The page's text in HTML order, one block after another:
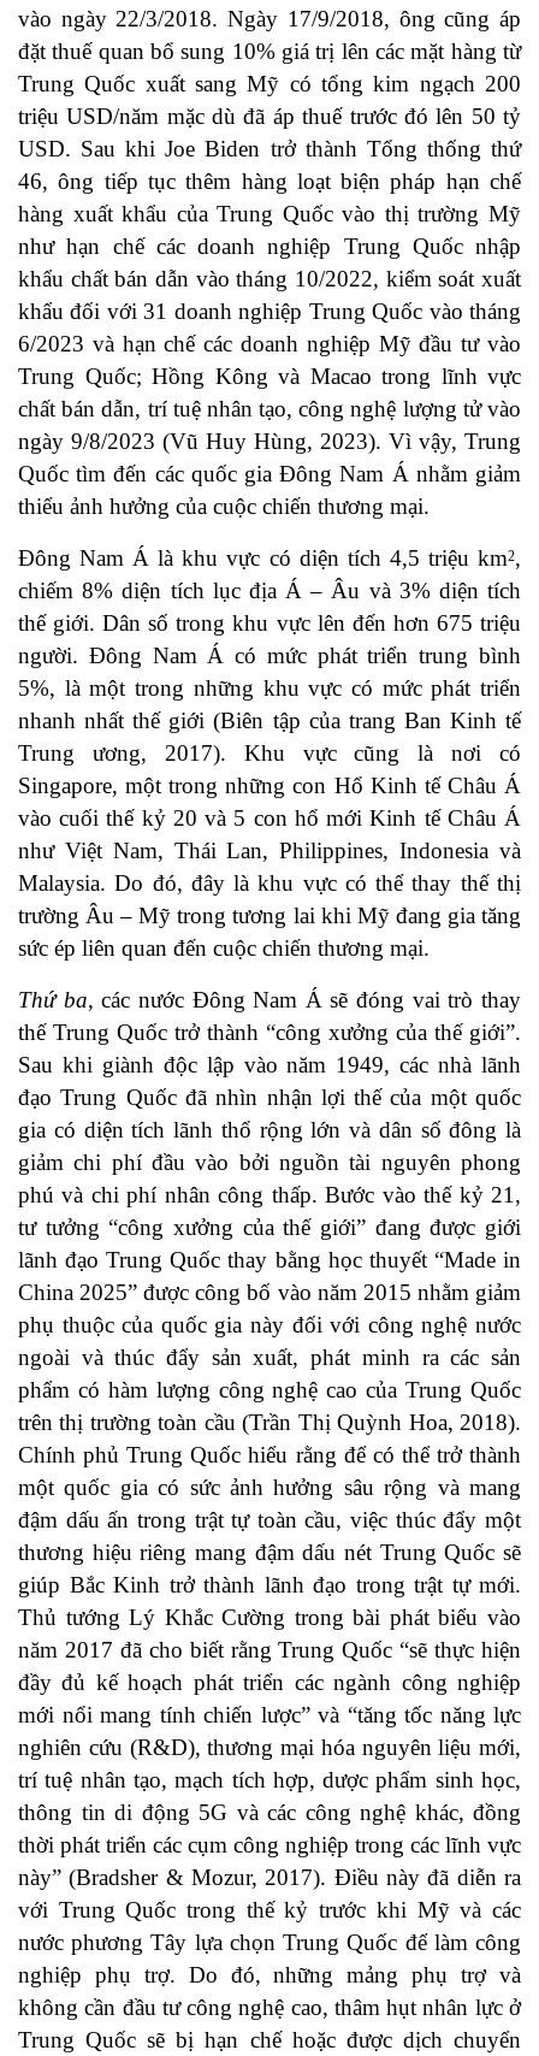
vào ngày 22/3/2018. Ngày 17/9/2018, ông cũng áp
đặt thuế quan bổ sung 10% giá trị lên các mặt hàng từ
Trung Quốc xuất sang Mỹ có tổng kim ngạch 200
triệu USD/năm mặc dù đã áp thuế trước đó lên 50 tỷ
USD. Sau khi Joe Biden trở thành Tổng thống thứ
46, ông tiếp tục thêm hàng loạt biện pháp hạn chế
hàng xuất khẩu của Trung Quốc vào thị trường Mỹ
như hạn chế các doanh nghiệp Trung Quốc nhập
khẩu chất bán dẫn vào tháng 10/2022, kiểm soát xuất
khẩu đối với 31 doanh nghiệp Trung Quốc vào tháng
6/2023 và hạn chế các doanh nghiệp Mỹ đầu tư vào
Trung Quốc; Hồng Kông và Macao trong lĩnh vực
chất bán dẫn, trí tuệ nhân tạo, công nghệ lượng tử vào
ngày 9/8/2023 (Vũ Huy Hùng, 2023). Vì vậy, Trung
Quốc tìm đến các quốc gia Đông Nam Á nhằm giảm
thiểu ảnh hưởng của cuộc chiến thương mại.
Đông Nam Á là khu vực có diện tích 4,5 triệu km2,
chiếm 8% diện tích lục địa Á – Âu và 3% diện tích
thế giới. Dân số trong khu vực lên đến hơn 675 triệu
người. Đông Nam Á có mức phát triển trung bình
5%, là một trong những khu vực có mức phát triển
nhanh nhất thế giới (Biên tập của trang Ban Kinh tế
Trung ương, 2017). Khu vực cũng là nơi có
Singapore, một trong những con Hổ Kinh tế Châu Á
vào cuối thế kỷ 20 và 5 con hổ mới Kinh tế Châu Á
như Việt Nam, Thái Lan, Philippines, Indonesia và
Malaysia. Do đó, đây là khu vực có thể thay thế thị
trường Âu – Mỹ trong tương lai khi Mỹ đang gia tăng
sức ép liên quan đến cuộc chiến thương mại.
Thứ ba, các nước Đông Nam Á sẽ đóng vai trò thay
thế Trung Quốc trở thành “công xưởng của thế giới”.
Sau khi giành độc lập vào năm 1949, các nhà lãnh
đạo Trung Quốc đã nhìn nhận lợi thế của một quốc
gia có diện tích lãnh thổ rộng lớn và dân số đông là
giảm chi phí đầu vào bởi nguồn tài nguyên phong
phú và chi phí nhân công thấp. Bước vào thế kỷ 21,
tư tưởng “công xưởng của thế giới” đang được giới
lãnh đạo Trung Quốc thay bằng học thuyết “Made in
China 2025” được công bố vào năm 2015 nhằm giảm
phụ thuộc của quốc gia này đối với công nghệ nước
ngoài và thúc đẩy sản xuất, phát minh ra các sản
phẩm có hàm lượng công nghệ cao của Trung Quốc
trên thị trường toàn cầu (Trần Thị Quỳnh Hoa, 2018).
Chính phủ Trung Quốc hiểu rằng để có thể trở thành
một quốc gia có sức ảnh hưởng sâu rộng và mang
đậm dấu ấn trong trật tự toàn cầu, việc thúc đẩy một
thương hiệu riêng mang đậm dấu nét Trung Quốc sẽ
giúp Bắc Kinh trở thành lãnh đạo trong trật tự mới.
Thủ tướng Lý Khắc Cường trong bài phát biểu vào
năm 2017 đã cho biết rằng Trung Quốc “sẽ thực hiện
đầy đủ kế hoạch phát triển các ngành công nghiệp
mới nổi mang tính chiến lược” và “tăng tốc năng lực
nghiên cứu (R&D), thương mại hóa nguyên liệu mới,
trí tuệ nhân tạo, mạch tích hợp, dược phẩm sinh học,
thông tin di động 5G và các công nghệ khác, đồng
thời phát triển các cụm công nghiệp trong các lĩnh vực
này” (Bradsher & Mozur, 2017). Điều này đã diễn ra
với Trung Quốc trong thế kỷ trước khi Mỹ và các
nước phương Tây lựa chọn Trung Quốc để làm công
nghiệp phụ trợ. Do đó, những mảng phụ trợ và
không cần đầu tư công nghệ cao, thâm hụt nhân lực ở
Trung Quốc sẽ bị hạn chế hoặc được dịch chuyển